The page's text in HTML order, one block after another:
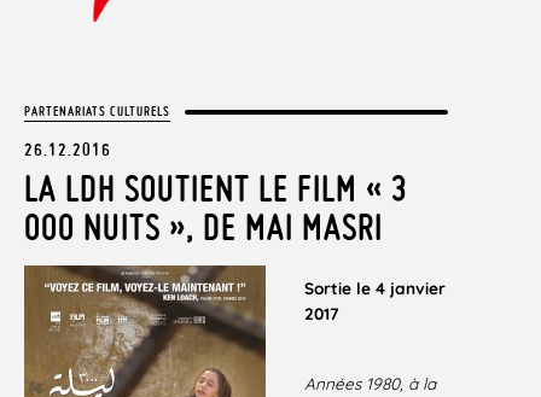
PARTENARIATS CULTURELS
26.12.2016
LA LDH SOUTIENT LE FILM « 3
000 NUITS », DE MAI MASRI
Sortie le 4 janvier
2017
Années 1980, à la